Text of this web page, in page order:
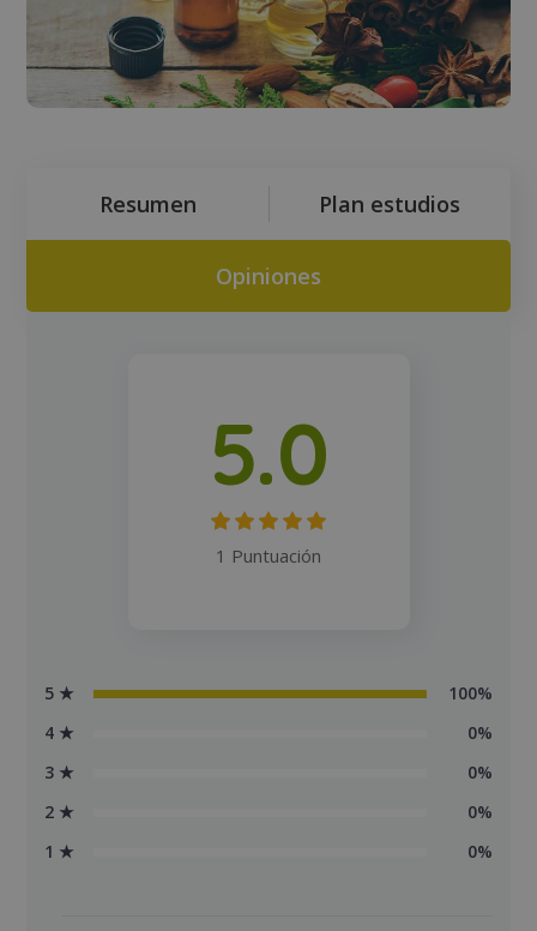
Resumen Plan estudios
Opiniones
5.0
1 Puntuación
5 ★
100%
4 ★
0%
3 ★
0%
2 ★
0%
1 ★
0%